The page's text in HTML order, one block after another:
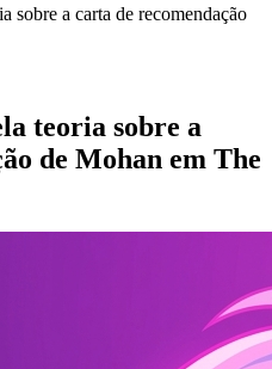
sobre a carta de recomendação
teoria sobre a
de Mohan em The